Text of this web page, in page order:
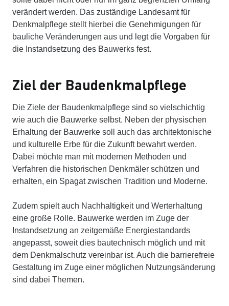
verändert werden. Das zuständige Landesamt für
Denkmalpflege stellt hierbei die Genehmigungen für
bauliche Veränderungen aus und legt die Vorgaben für
die Instandsetzung des Bauwerks fest.
Ziel der Baudenkmalpflege
Die Ziele der Baudenkmalpflege sind so vielschichtig
wie auch die Bauwerke selbst. Neben der physischen
Erhaltung der Bauwerke soll auch das architektonische
und kulturelle Erbe für die Zukunft bewahrt werden.
Dabei möchte man mit modernen Methoden und
Verfahren die historischen Denkmäler schützen und
erhalten, ein Spagat zwischen Tradition und Moderne.
Zudem spielt auch Nachhaltigkeit und Werterhaltung
eine große Rolle. Bauwerke werden im Zuge der
Instandsetzung an zeitgemäße Energiestandards
angepasst, soweit dies bautechnisch möglich und mit
dem Denkmalschutz vereinbar ist. Auch die barrierefreie
Gestaltung im Zuge einer möglichen Nutzungsänderung
sind dabei Themen.